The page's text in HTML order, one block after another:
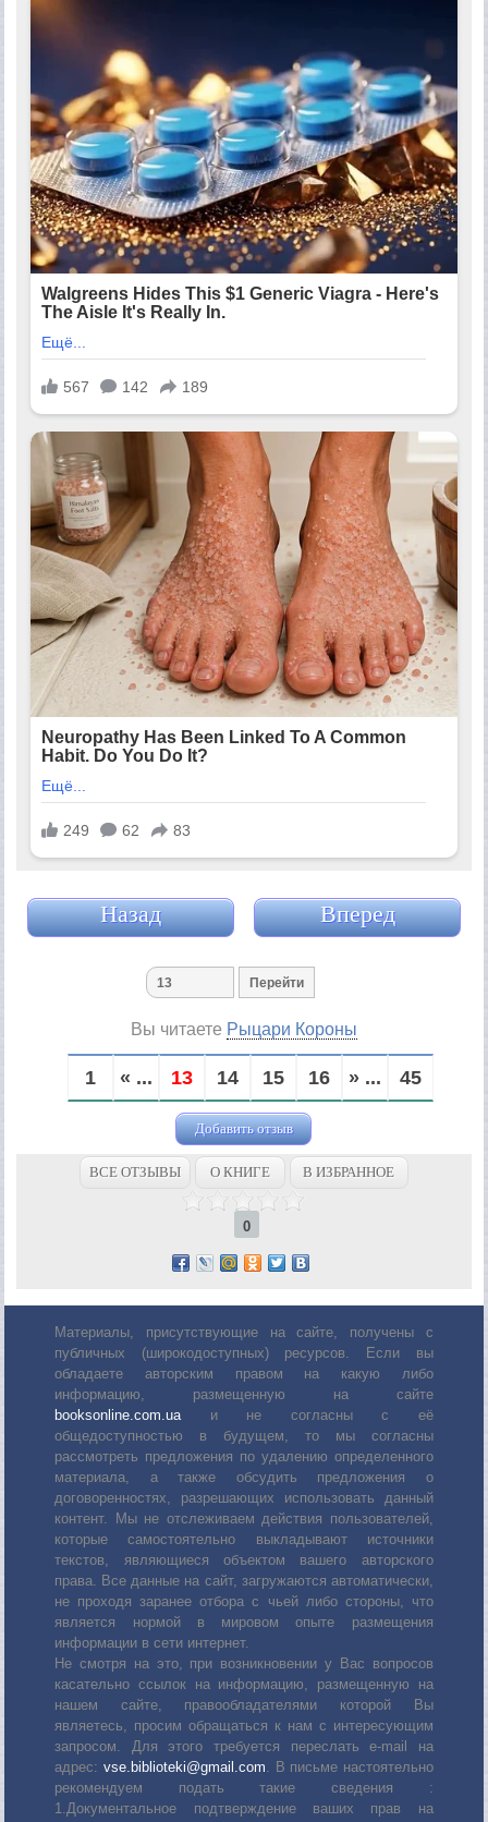
Назад Вперед
Вы читаете Рыцари Короны
1 « ... 13 14 15 16 » ... 45
Добавить отзыв
ВСЕ ОТЗЫВЫ О КНИГЕ В ИЗБРАННОЕ
0
Материалы, присутствующие на сайте, получены с
публичных (широкодоступных) ресурсов. Если вы
обладаете авторским правом на какую либо
информацию, размещенную на сайте
booksonline.com.uaи не согласны с её
общедоступностью в будущем, то мы согласны
рассмотреть предложения по удалению определенного
материала, а также обсудить предложения о
договоренностях, разрешающих использовать данный
контент. Мы не отслеживаем действия пользователей,
которые самостоятельно выкладывают источники
текстов, являющиеся объектом вашего авторского
права. Все данные на сайт, загружаются автоматически,
не проходя заранее отбора с чьей либо стороны, что
является нормой в мировом опыте размещения
информации в сети интернет.
Не смотря на это, при возникновении у Вас вопросов
касательно ссылок на информацию, размещенную на
нашем сайте, правообладателями которой Вы
являетесь, просим обращаться к нам с интересующим
запросом. Для этого требуется переслать е-mail на
адрес: vse.biblioteki@gmail.com. В письме настоятельно
рекомендуем подать такие сведения :
1.Документальное подтверждение ваших прав на